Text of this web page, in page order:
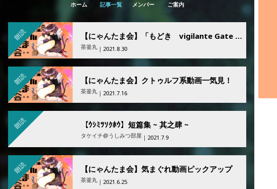
ホーム 記事一覧 メンバー ご案内
朗読 【にゃんたま会】「もどき vigilante Gate of Hell 第2話 混沌の迷宮」
茶釜丸 ｜2021.8.30
朗読 【にゃんたま会】クトゥルフ系動画一気見！
茶釜丸 ｜2021.7.16
朗読 【ｳｼﾐﾂｿｸﾎｳ】短篇集 ~ 其之肆 ~
タケイチ@うしみつ部屋 ｜2021.7.9
朗読 【にゃんたま会】気まぐれ動画ピックアップ
茶釜丸 ｜2021.6.25